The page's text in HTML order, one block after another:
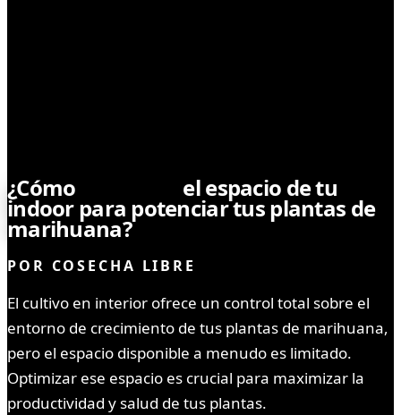
¿Cómo el espacio de tu
indoor para potenciar tus plantas de
marihuana?
POR COSECHA LIBRE
El cultivo en interior ofrece un control total sobre el
entorno de crecimiento de tus plantas de marihuana,
pero el espacio disponible a menudo es limitado.
Optimizar ese espacio es crucial para maximizar la
productividad y salud de tus plantas.